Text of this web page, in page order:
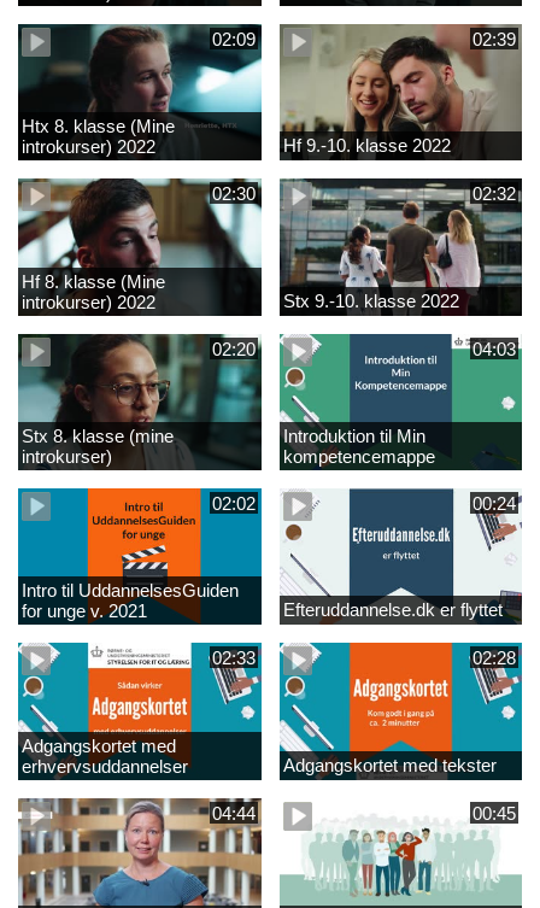
02:09
Htx 8. klasse (Mine
introkurser) 2022
02:39
Hf 9.-10. klasse 2022
02:30
Hf 8. klasse (Mine
introkurser) 2022
02:32
Stx 9.-10. klasse 2022
02:20
Stx 8. klasse (mine
introkurser)
04:03
Introduktion til Min
kompetencemappe
02:02
Intro til UddannelsesGuiden
for unge v. 2021
00:24
Efteruddannelse.dk er flyttet
02:33
Adgangskortet med
erhvervsuddannelser
02:28
Adgangskortet med tekster
04:44 00:45